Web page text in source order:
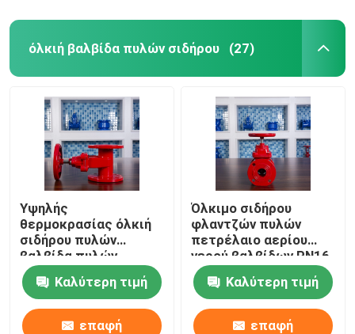
όλκιή βαλβίδα πυλών σιδήρου (27)
Υψηλής
θερμοκρασίας όλκιή
σιδήρου πυλών
βαλβίδα πυλών
καθισμάτων βαλβίδων
QT400 QT450
ελαστική
Καλύτερη τιμή
επαφή
Όλκιμο σιδήρου
φλαντζών πυλών
πετρέλαιο αερίου
νερού βαλβίδων PN16
ελαστικό QT450
QT400Καλύτερη τιμή
επαφή